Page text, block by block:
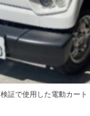
検証で使用した電動カート